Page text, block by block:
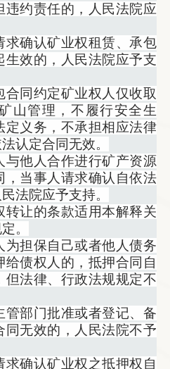
违约责任的，人民法院应
确认矿业权租赁、承包
效的，人民法院应予支
同约定矿业权人仅收取
山管理，不履行安全生
定义务，不承担相应法律
认定合同无效。
他人合作进行矿产资源
，当事人请求确认自依法
法院应予支持。
让的条款适用本解释关
。
担保自己或者他人债务
债权人的，抵押合同自
法律、行政法规规定不
部门批准或者登记、备
无效的，人民法院不予
确认矿业权之抵押权自